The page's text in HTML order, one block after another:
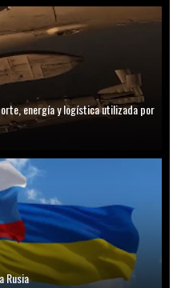
energía y logística utilizada por
Rusia